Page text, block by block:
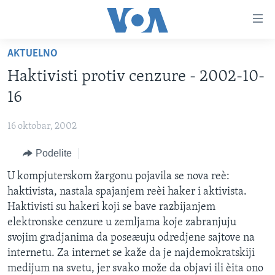
glavni
sadržaj
Idi
na
glavnu
pretragu
NASLOVNA
BALKAN
GLOBALNE TEME
EKONOMIJA
NAUKA I TEHNOLOGIJA
MEDICINA
KULTURA
DRUŠTVO
OTVORENI STUDIO
IZ AMERIKE
PRATITE NAS
Jezici
AKTUELNO
Haktivisti protiv cenzure - 2002-10-
16
16 oktobar, 2002
Podelite
U kompjuterskom žargonu pojavila se nova reè:
haktivista, nastala spajanjem reèi haker i aktivista.
Haktivisti su hakeri koji se bave razbijanjem
elektronske cenzure u zemljama koje zabranjuju
svojim gradjanima da poseæuju odredjene sajtove na
internetu. Za internet se kaže da je najdemokratskiji
medijum na svetu, jer svako može da objavi ili èita ono